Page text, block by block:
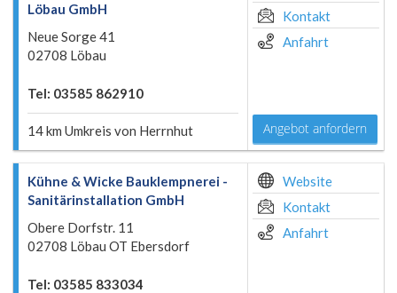
Löbau GmbH
Neue Sorge 41
02708 Löbau
Tel: 03585 862910
14 km Umkreis von Herrnhut
Kontakt
Anfahrt
Angebot anfordern
Kühne & Wicke Bauklempnerei -
Sanitärinstallation GmbH
Obere Dorfstr. 11
02708 Löbau OT Ebersdorf
Tel: 03585 833034
Website
Kontakt
Anfahrt